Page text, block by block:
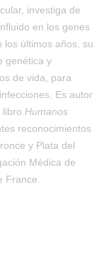
investiga de
en los genes
los últimos años, su
genética y
de vida, para
Es autor
libro Humanos
reconocimientos
y Plata del
Médica de
France.